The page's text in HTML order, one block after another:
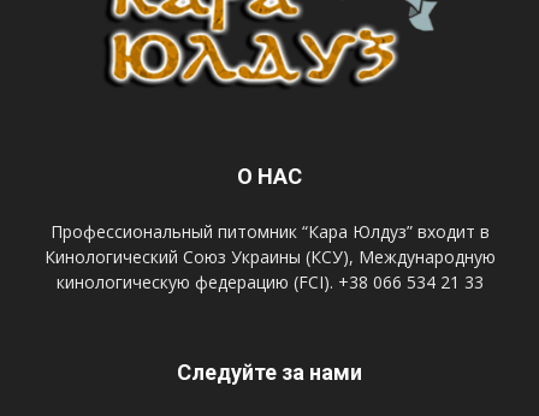
О НАС
Профессиональный питомник “Кара Юлдуз” входит в
Кинологический Союз Украины (КСУ), Международную
кинологическую федерацию (FCI). +38 066 534 21 33
Следуйте за нами